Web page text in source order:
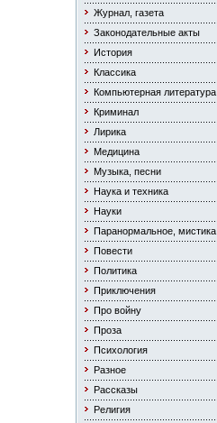
Журнал, газета
Законодательные акты
История
Классика
Компьютерная литература
Криминал
Лирика
Медицина
Музыка, песни
Наука и техника
Науки
Паранормальное, мистика
Повести
Политика
Приключения
Про войну
Проза
Психология
Разное
Рассказы
Религия